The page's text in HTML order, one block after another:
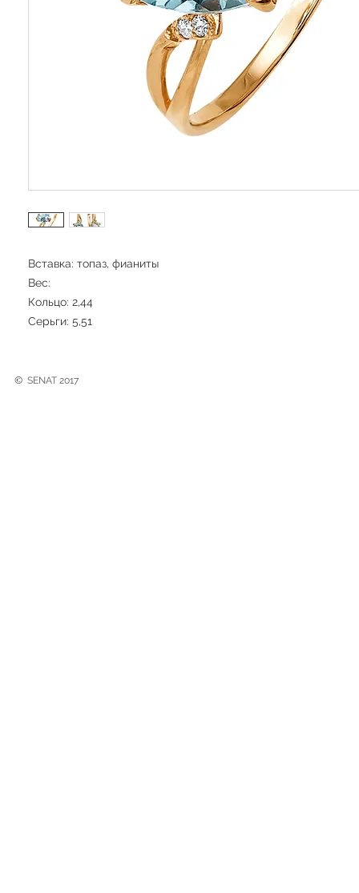
Вставка: топаз, фианиты
Вес:
Кольцо: 2,44
Серьги: 5,51
© SENAT 2017